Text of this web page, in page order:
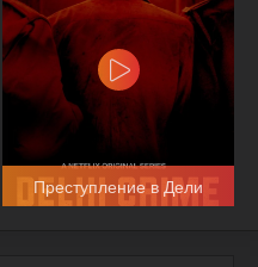
Преступление в Дели